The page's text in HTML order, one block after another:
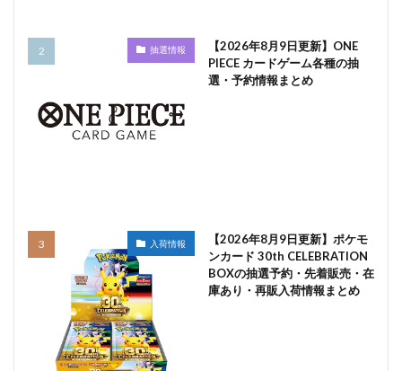
抽選情報
【2026年8月9日更新】ONE
PIECE カードゲーム各種の抽
選・予約情報まとめ
入荷情報
【2026年8月9日更新】ポケモ
ンカード 30th CELEBRATION
BOXの抽選予約・先着販売・在
庫あり・再販入荷情報まとめ